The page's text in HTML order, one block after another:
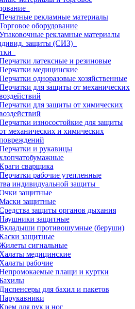
рекламные материалы
оборудование
рекламные материалы
защиты (СИЗ)
латексные и резиновые
медицинские
одноразовые хозяйственные
для защиты от механических
для защиты от химических
износостойкие для защиты
механических и химических
и рукавицы
сварщика
рабочие утепленные
индивидуальной защиты
защитные
защитные
защиты органов дыхания
защитные
противошумные (беруши)
защитные
сигнальные
Халаты медицинские
Халаты рабочие
плащи и куртки
Диспенсеры для бахил и пакетов
для рук и ног